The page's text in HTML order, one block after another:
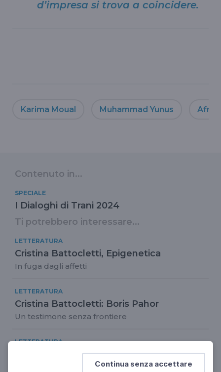
Continua senza accettare
d’impresa si trova a coincidere.
Karima Moual Muhammad Yunus
Contenuto in...
SPECIALE
I Dialoghi di Trani 2024
Ti potrebbero interessare...
LETTERATURA
Cristina Battocletti, Epigenetica
In fuga dagli affetti
LETTERATURA
Cristina Battocletti: Boris Pahor
Un testimone senza frontiere
LETTERATURA
Cristina Battocletti. Letteratura e scienza
Riflessioni su Epigenetica